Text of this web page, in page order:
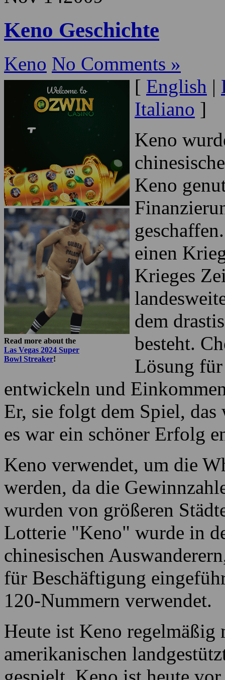
nombre a "Keno".
Nov142009
Keno Geschichte
Keno No Comments »
Las Vegas 2024 Super
Bowl Streaker
[English|
Italiano]
Keno
Keno
einen
Krieges
dem
besteht.
Lösung
entwickeln und
Er, sie folgt dem Spiel,
es war ein schöner Erfolg
Keno verwendet, um die
werden, da die
wurden von größeren
Lotterie "Keno" wurde in
für Beschäftigung
120-Nummern verwendet.